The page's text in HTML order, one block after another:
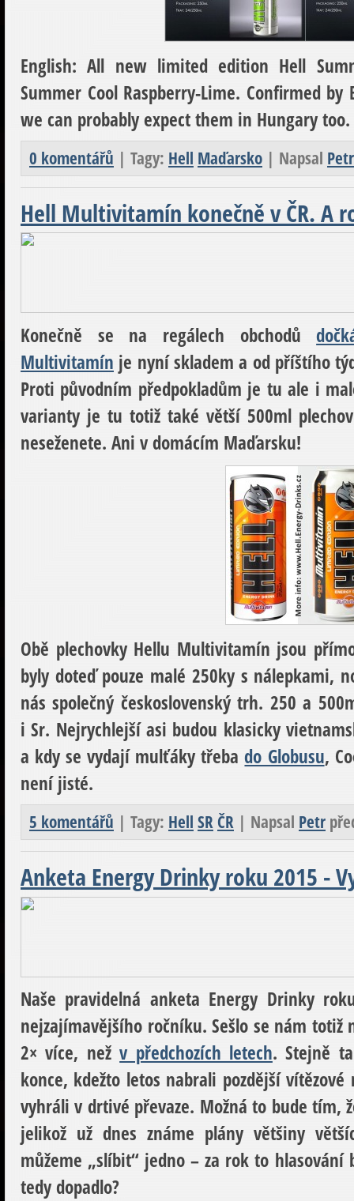
English: All new limited edition Hell
Summer Cool Raspberry-Lime. Confirmed
we can probably expect them in Hungary too.
0 komentářů | Tagy: Hell Maďarsko | Napsal Petr
Hell Multivitamín konečně v ČR. A
Konečně se na regálech obchodů
Multivitamín je nyní skladem a od příštího
Proti původním předpokladům je tu ale i
varianty je tu totiž také větší 500ml
neseženete. Ani v domácím Maďarsku!
Obě plechovky Hellu Multivitamín jsou
byly doteď pouze malé 250ky s nálepkami,
nás společný československý trh. 250 a
i Sr. Nejrychlejší asi budou klasicky
a kdy se vydají mulťáky třebado Globusu,
není jisté.
5 komentářů | Tagy: Hell SRČR | Napsal Petr
Anketa Energy Drinky roku 2015 -
Naše pravidelná anketa Energy Drinky
nejzajímavějšího ročníku. Sešlo se nám totiž
2× více, nežv předchozích letech. Stejně
konce, kdežto letos nabrali pozdější
vyhráli v drtivé převaze. Možná to bude tím,
jelikož už dnes známe plány většiny
můžeme „slíbit“ jedno – za rok to
tedy dopadlo?